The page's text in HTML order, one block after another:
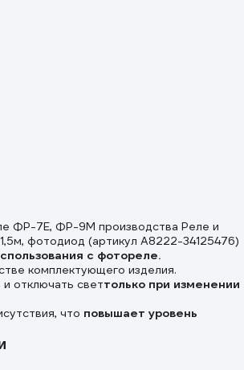
ФР-7Е, ФР-9М производства Реле и
фотодиод (артикул A8222-34125476)
с фотореле.
комплектующего изделия.
отключать светтолько при изменении
что повышает уровень